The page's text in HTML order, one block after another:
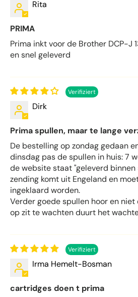
Rita
PRIMA
Prima inkt voor de Brother DCP-J
en snel geleverd
Dirk
Prima spullen, maar te lange
De bestelling op zondag gedaan
dinsdag pas de spullen in huis: 7
de website staat "geleverd binnen
zending komt uit Engeland en
ingeklaard worden.
Verder goede spullen hoor en niet
op zit te wachten duurt het
Irma Hemelt-Bosman
cartridges doen t prima